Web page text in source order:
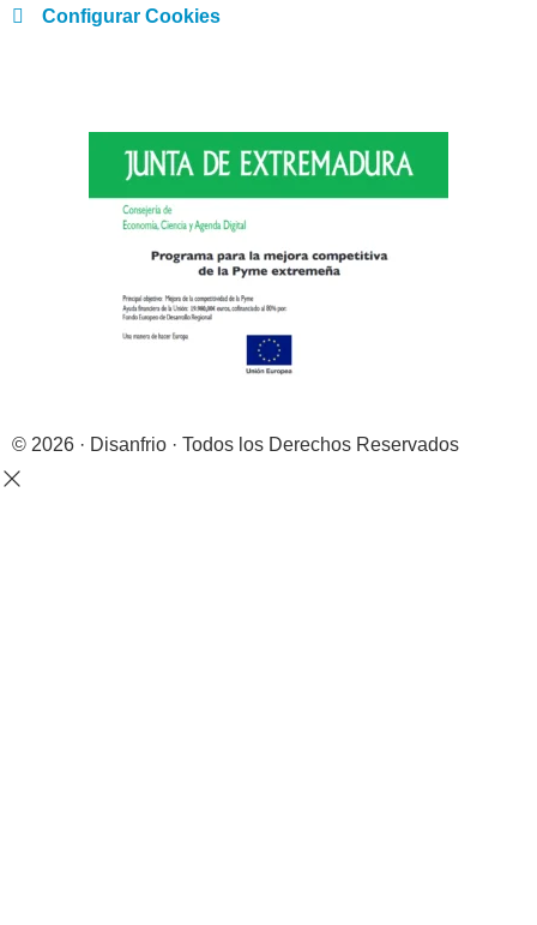
Configurar Cookies
© 2026 · Disanfrio · Todos los Derechos Reservados